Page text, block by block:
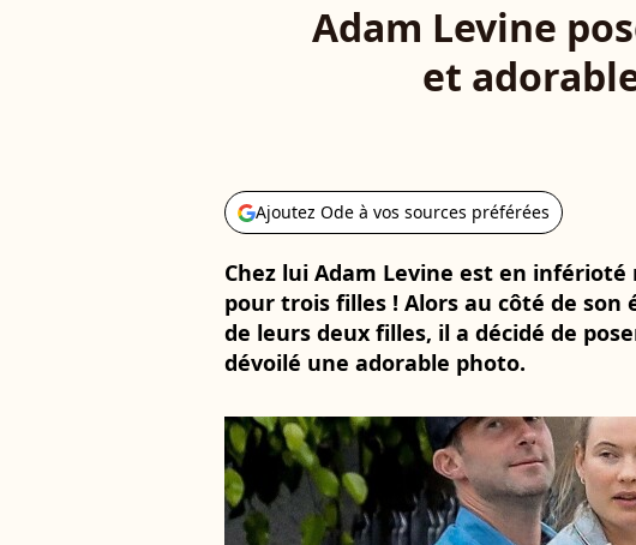
Adam Levine
et
Ajoutez Ode à vos sources préférées
Chez lui Adam Levine est en
pour trois filles ! Alors au côté de son
de leurs deux filles, il a décidé de
dévoilé une adorable photo.